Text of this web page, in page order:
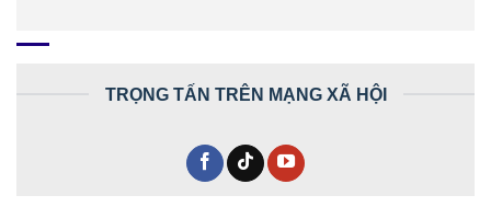
TRỌNG TẤN TRÊN MẠNG XÃ HỘI